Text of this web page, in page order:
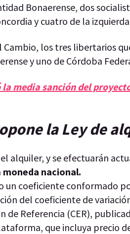
Bonaerense, dos
y cuatro de la
los tres libertarios
y uno de Córdoba
media sanción del
la Ley de
alquiler, y se efectuarán
moneda nacional.
un coeficiente conformado
del coeficiente de
Referencia (CER),
que incluya precio